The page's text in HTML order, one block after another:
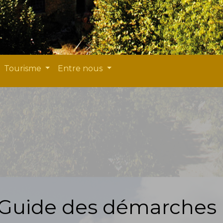
Tourisme Entre nous
des démarches